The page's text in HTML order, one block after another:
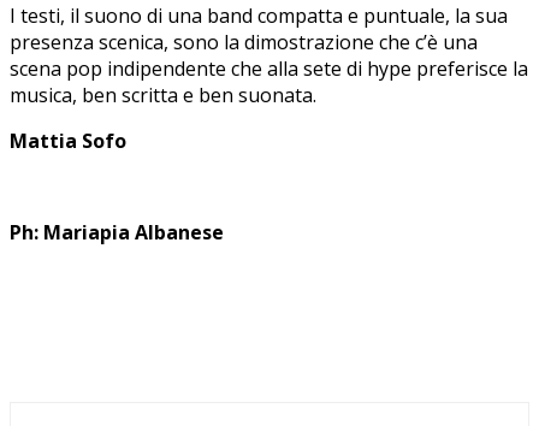
I testi, il suono di una band compatta e puntuale, la sua
presenza scenica, sono la dimostrazione che c’è una
scena pop indipendente che alla sete di hype preferisce la
musica, ben scritta e ben suonata.
Mattia Sofo
Ph: Mariapia Albanese